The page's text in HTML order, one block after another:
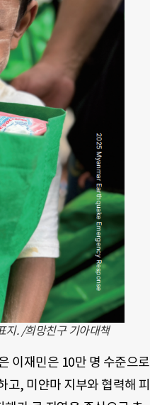
지. /희망친구 기아대책
이재민은 10만 명 수준으로
, 미얀마 지부와 협력해 피